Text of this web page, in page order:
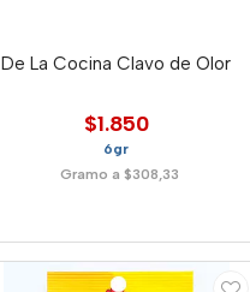
De La Cocina Clavo de Olor
$1.850
6gr
Gramo a $308,33